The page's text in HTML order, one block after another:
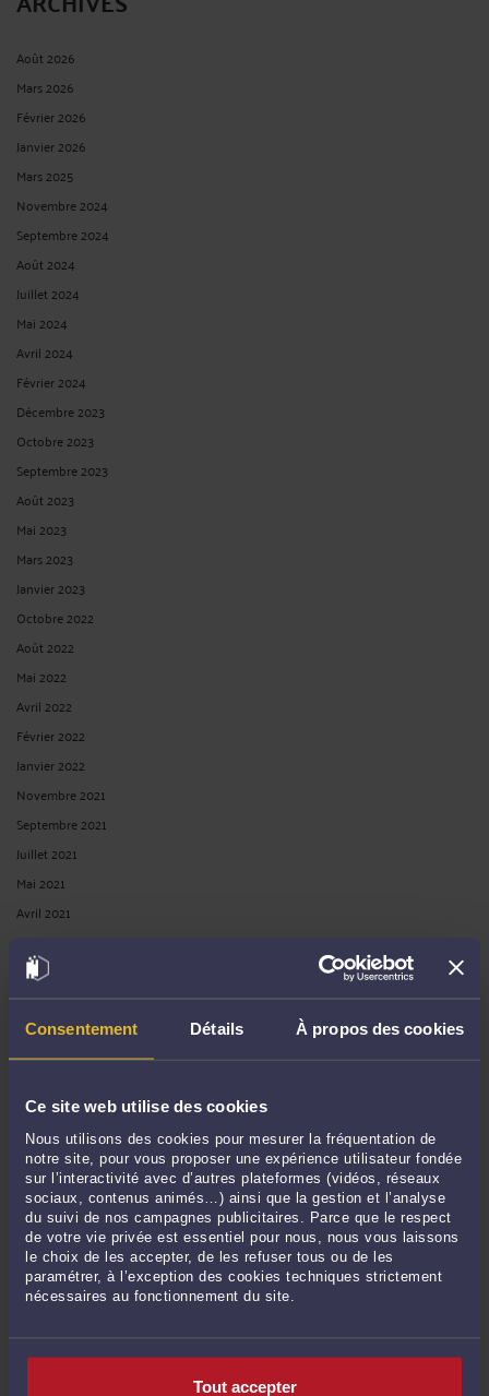
Consentement Détails À propos des cookies
Ce site web utilise des cookies
Nous utilisons des cookies pour mesurer la fréquentation de
notre site, pour vous proposer une expérience utilisateur fondée
sur l’interactivité avec d’autres plateformes (vidéos, réseaux
sociaux, contenus animés…) ainsi que la gestion et l’analyse
du suivi de nos campagnes publicitaires. Parce que le respect
de votre vie privée est essentiel pour nous, nous vous laissons
le choix de les accepter, de les refuser tous ou de les
paramétrer, à l’exception des cookies techniques strictement
nécessaires au fonctionnement du site.
Tout accepter
Août 2026
Mars 2026
Février 2026
Janvier 2026
Mars 2025
Novembre 2024
Septembre 2024
Août 2024
Juillet 2024
Mai 2024
Avril 2024
Février 2024
Décembre 2023
Octobre 2023
Septembre 2023
Août 2023
Mai 2023
Mars 2023
Janvier 2023
Octobre 2022
Août 2022
Mai 2022
Avril 2022
Février 2022
Janvier 2022
Novembre 2021
Septembre 2021
Juillet 2021
Mai 2021
Avril 2021
Janvier 2021
Décembre 2020
Novembre 2020
Octobre 2020
Juillet 2020
Juin 2020
Avril 2020
Mars 2020
Février 2020
Janvier 2020
Décembre 2019
Octobre 2019